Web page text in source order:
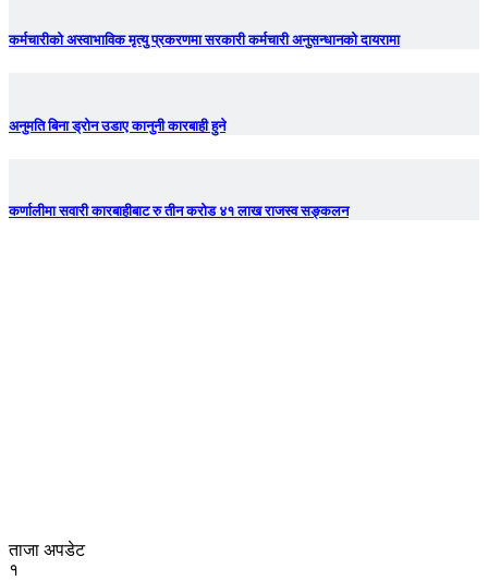
कर्मचारीको अस्वाभाविक मृत्यु प्रकरणमा सरकारी कर्मचारी अनुसन्धानको दायरामा
अनुमति बिना ड्रोन उडाए कानुनी कारबाही हुने
कर्णालीमा सवारी कारबाहीबाट रु तीन करोड ४१ लाख राजस्व सङ्कलन
ताजा अपडेट
१